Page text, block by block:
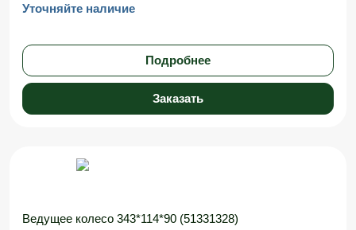
Уточняйте наличие
Подробнее
Заказать
Ведущее колесо 343*114*90 (51331328)